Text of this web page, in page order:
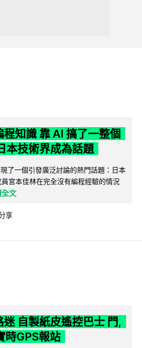
程知識 靠 AI 搞了一整個
本技術界成為話題
了一個引發廣泛討論的熱門話題：日本
宮本佳林在完全沒有編程經驗的情況
全文
享
迷 自製紙皮遙控巴士 門,
時GPS報站